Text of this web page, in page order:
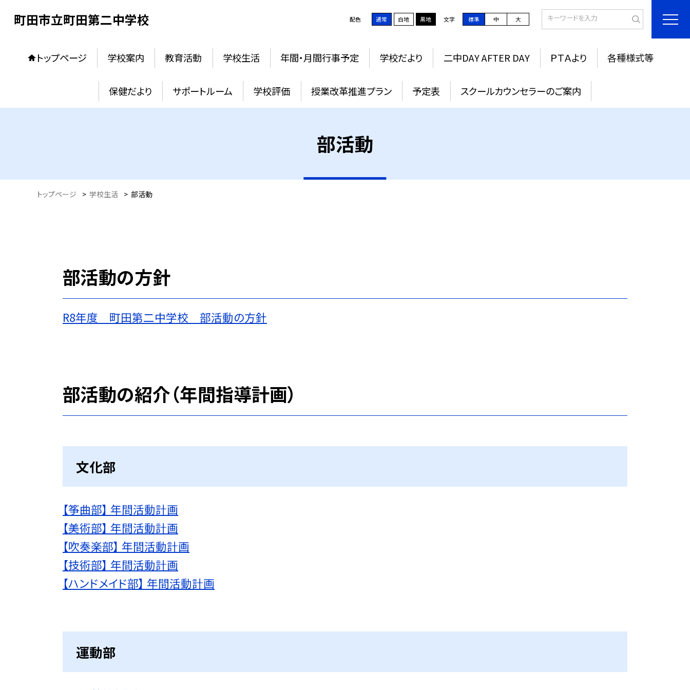
町田市立町田第二中学校 配色 通常 白地 黒地 文字 標準 中 大
トップページ 学校案内 教育活動 学校生活 年間・月間行事予定 学校だより 二中DAY AFTER DAY ＰＴＡより 各種様式等
保健だより サポートルーム 学校評価 授業改革推進プラン 予定表 スクールカウンセラーのご案内
部活動
トップページ > 学校生活 > 部活動
部活動の方針
R8年度 町田第二中学校 部活動の方針
部活動の紹介（年間指導計画）
文化部
【筝曲部】 年間活動計画
【美術部】 年間活動計画
【吹奏楽部】 年間活動計画
【技術部】 年間活動計画
【ハンドメイド部】 年間活動計画
運動部